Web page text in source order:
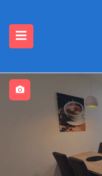
(Nekretnine)